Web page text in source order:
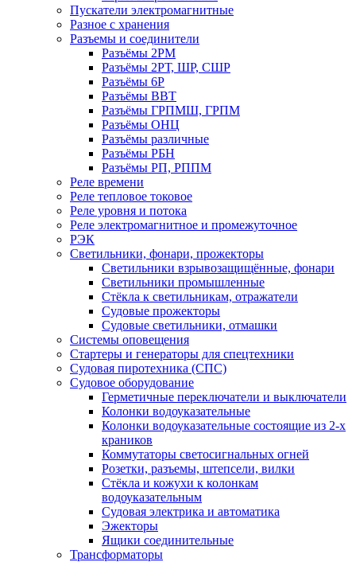
Пускатели электромагнитные
Разное с хранения
Разъемы и соединители
Разъёмы 2РМ
Разъёмы 2РТ, ШР, СШР
Разъёмы 6Р
Разъёмы ВВТ
Разъёмы ГРПМШ, ГРПМ
Разъёмы ОНЦ
Разъёмы различные
Разъёмы РБН
Разъёмы РП, РППМ
Реле времени
Реле тепловое токовое
Реле уровня и потока
Реле электромагнитное и промежуточное
РЭК
Светильники, фонари, прожекторы
Светильники взрывозащищённые, фонари
Светильники промышленные
Стёкла к светильникам, отражатели
Судовые прожекторы
Судовые светильники, отмашки
Системы оповещения
Стартеры и генераторы для спецтехники
Судовая пиротехника (СПС)
Судовое оборудование
Герметичные переключатели и выключатели
Колонки водоуказательные
Колонки водоуказательные состоящие из 2-х
краников
Коммутаторы светосигнальных огней
Розетки, разъемы, штепсели, вилки
Стёкла и кожухи к колонкам
водоуказательным
Судовая электрика и автоматика
Эжекторы
Ящики соединительные
Трансформаторы